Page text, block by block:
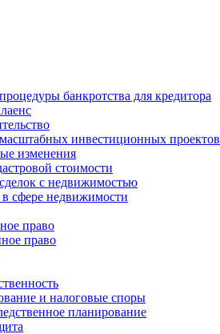
банкротства для кредитора
инвестиционных проектов
изменения
стоимости
с недвижимостью
сфере недвижимости
право
право
и налоговые споры
планирование